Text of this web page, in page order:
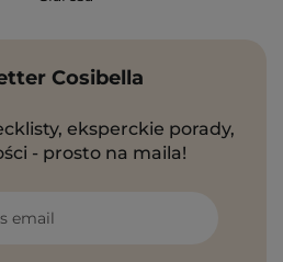
Cosibella
eksperckie porady,
- prosto na maila!
email